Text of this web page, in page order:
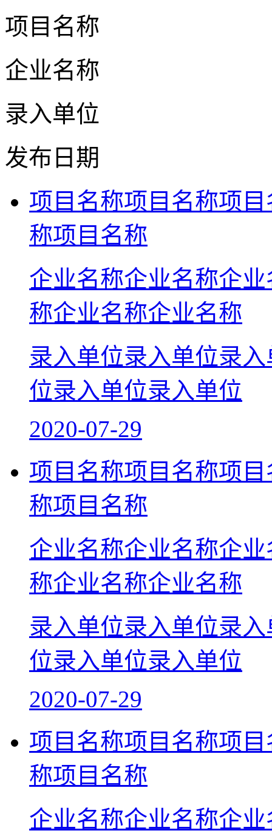
项目名称
企业名称
录入单位
发布日期
项目名称项目名称项
称项目名称
企业名称企业名称企
称企业名称企业名称
录入单位录入单位录
位录入单位录入单位
2020-07-29
项目名称项目名称项
称项目名称
企业名称企业名称企
称企业名称企业名称
录入单位录入单位录
位录入单位录入单位
2020-07-29
项目名称项目名称项
称项目名称
企业名称企业名称企